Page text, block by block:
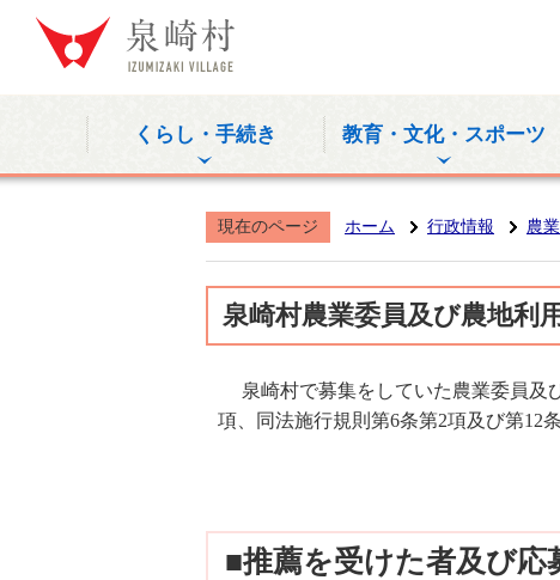
くらし・手続き 教育・文化・スポーツ
現在のページ ホーム 行政情報 農
泉崎村農業委員及び農地利
泉崎村で募集をしていた農業委員及
項、同法施行規則第6条第2項及び第12
■推薦を受けた者及び応